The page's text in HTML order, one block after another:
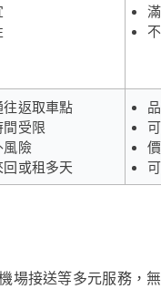
返取車點
受限
風險
或租多天
接送等多元服務，